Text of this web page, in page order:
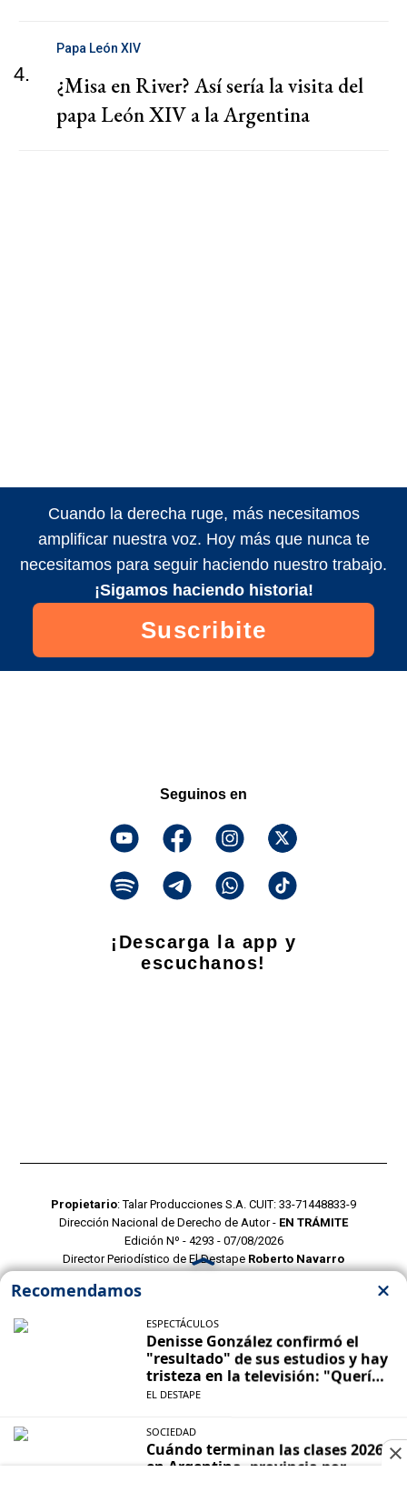
4.
Papa León XIV
¿Misa en River? Así sería la visita del
papa León XIV a la Argentina
Cuando la derecha ruge, más necesitamos
amplificar nuestra voz. Hoy más que nunca te
necesitamos para seguir haciendo nuestro trabajo.
¡Sigamos haciendo historia!
Suscribite
Seguinos en
¡Descarga la app y
escuchanos!
Propietario: Talar Producciones S.A. CUIT: 33-71448833-9
Dirección Nacional de Derecho de Autor - EN TRÁMITE
Edición Nº - 4293 - 07/08/2026
Director Periodístico de El Destape Roberto Navarro
POLITICAS DE PRIVACIDAD
CONTACTO COMERCIAL
CONTACTO EDITORIAL
Mustang Cloud- CMS para portales de noticias